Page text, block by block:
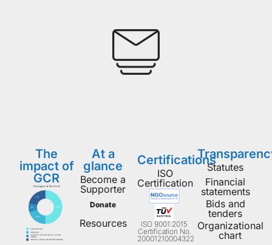
The
impact of
GCR
At a
glance
Become a
Supporter
Donate
Resources
Certifications
ISO
Certification
ISO 9001:2015
Certification No.
20001210004322
Statutes
Financial
statements
Bids and
tenders
Organizational
chart